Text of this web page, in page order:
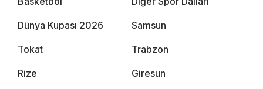
Dünya Kupası 2026 Samsun
Tokat Trabzon
Rize Giresun